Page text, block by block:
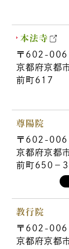
本法寺
〒602-
京都府京都
前町617
尊陽院
〒602-
京都府京都
前町650－3
教行院
〒602-
京都府京都